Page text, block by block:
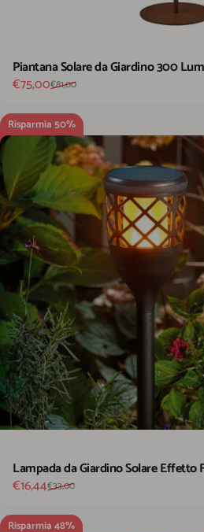
Piantana Solare da Giardino 300
Prezzo scontato
€75,00
Prezzo di listino
€81,00
Risparmia 50%
Lampada da Giardino Solare Effetto
Prezzo scontato
€16,44
Prezzo di listino
€33,00
Risparmia 48%